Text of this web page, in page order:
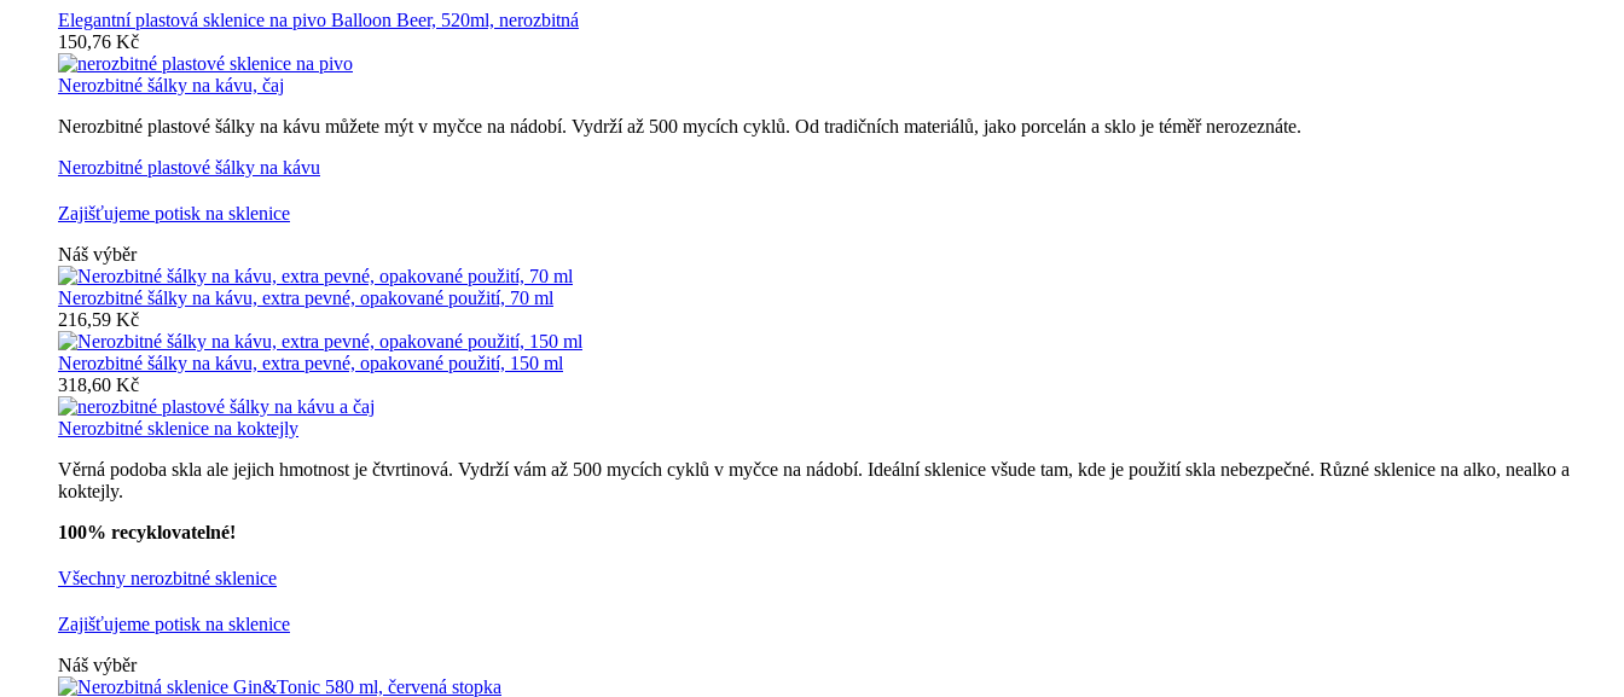
Elegantní plastová sklenice na pivo Balloon Beer, 520ml, nerozbitná
150,76 Kč
Nerozbitné šálky na kávu, čaj
Nerozbitné plastové šálky na kávu můžete mýt v myčce na nádobí. Vydrží až 500 mycích cyklů. Od tradičních materiálů, jako porcelán a sklo je téměř nerozeznáte.
Nerozbitné plastové šálky na kávu
Zajišťujeme potisk na sklenice
Náš výběr
Nerozbitné šálky na kávu, extra pevné, opakované použití, 70 ml
216,59 Kč
Nerozbitné šálky na kávu, extra pevné, opakované použití, 150 ml
318,60 Kč
Nerozbitné sklenice na koktejly
Věrná podoba skla ale jejich hmotnost je čtvrtinová. Vydrží vám až 500 mycích cyklů v myčce na nádobí. Ideální sklenice všude tam, kde je použití skla nebezpečné. Různé sklenice na alko, nealko a
koktejly.
100% recyklovatelné!
Všechny nerozbitné sklenice
Zajišťujeme potisk na sklenice
Náš výběr